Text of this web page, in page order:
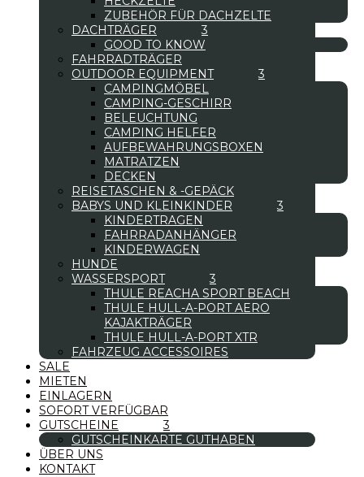
ZUBEHÖR FÜR DACHZELTE
DACHTRÄGER
GOOD TO KNOW
FAHRRADTRÄGER
OUTDOOR EQUIPMENT
CAMPINGMÖBEL
CAMPING-GESCHIRR
BELEUCHTUNG
CAMPING HELFER
AUFBEWAHRUNGSBOXEN
MATRATZEN
DECKEN
REISETASCHEN & -GEPÄCK
BABYS UND KLEINKINDER
KINDERTRAGEN
FAHRRADANHÄNGER
KINDERWAGEN
HUNDE
WASSERSPORT
THULE REACHA SPORT BEACH
THULE HULL-A-PORT AERO
KAJAKTRÄGER
THULE HULL-A-PORT XTR
FAHRZEUG ACCESSOIRES
SALE
MIETEN
EINLAGERN
SOFORT VERFÜGBAR
GUTSCHEINE
GUTSCHEINKARTE GUTHABEN
ÜBER UNS
KONTAKT